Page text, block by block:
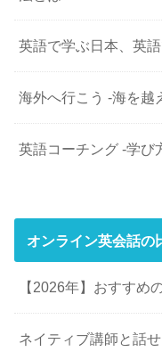
英語で学ぶ日本、英
海外へ行こう -海を越
英語コーチング -学び
オンライン英会話の
【2026年】おすすめ
ネイティブ講師と話